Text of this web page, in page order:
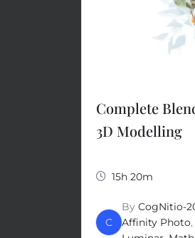
Complete
3D Modelling
15h 20m
C
By CogNitio-
Affinity Photo,